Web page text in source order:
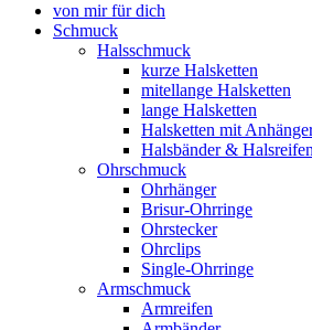
von mir für dich
Schmuck
Halsschmuck
kurze Halsketten
mitellange Halsketten
lange Halsketten
Halsketten mit
Halsbänder & Halsreifen
Ohrschmuck
Ohrhänger
Brisur-Ohrringe
Ohrstecker
Ohrclips
Single-Ohrringe
Armschmuck
Armreifen